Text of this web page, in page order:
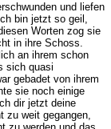
und liefen
bin jetzt so geil,
Worten zog sie
in ihre Schoss.
an ihrem schon
sich quasi
gebadet von ihrem
sie noch einige
dir jetzt deine
zu weit gegangen,